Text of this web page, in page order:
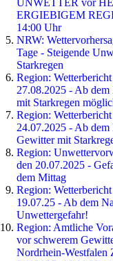
UNWETTER vor
ERGIEBIGEM
14:00 Uhr
NRW:
Tage - Steigende
Starkregen
Region:
27.08.2025 - Ab
mit Starkregen
Region:
24.07.2025 - Ab
Gewitter mit
Region:
den 20.07.2025 -
dem Mittag
Region:
19.07.25 - Ab dem
Unwettergefahr!
Region: Amtliche
vor schwerem
Nordrhein-Westfalen